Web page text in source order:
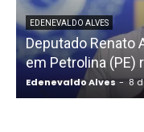
EDENEVALDO ALVES
Deputado Renato
em Petrolina (PE)
Edenevaldo Alves - 8